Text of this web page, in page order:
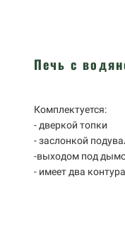
Печь с
Комплектуется:
- дверкой топки
- заслонкой
-выходом под
- имеет два